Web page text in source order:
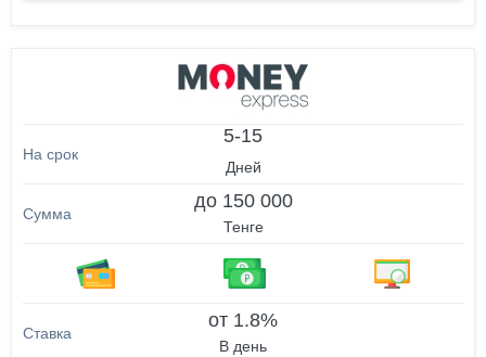
5-15
Дней
до 150 000
Тенге
от 1.8%
В день